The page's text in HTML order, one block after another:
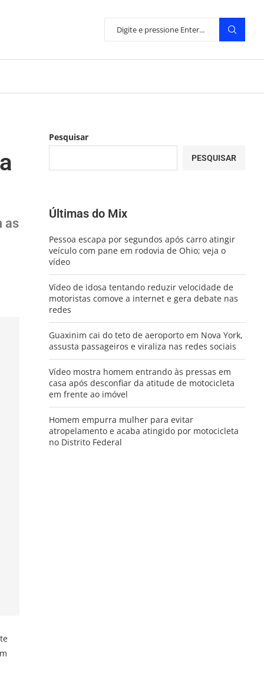
as
Pesquisar
PESQUISAR
Últimas do Mix
Pessoa escapa por segundos após carro atingir
veículo com pane em rodovia de Ohio; veja o
vídeo
Vídeo de idosa tentando reduzir velocidade de
motoristas comove a internet e gera debate nas
redes
Guaxinim cai do teto de aeroporto em Nova York,
assusta passageiros e viraliza nas redes sociais
Vídeo mostra homem entrando às pressas em
casa após desconfiar da atitude de motocicleta
em frente ao imóvel
Homem empurra mulher para evitar
atropelamento e acaba atingido por motocicleta
no Distrito Federal